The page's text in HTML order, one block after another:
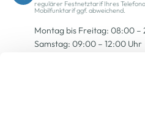
regulärer Festnetztarif Ihres
Mobilfunktarif ggf. abweichend.
Montag bis Freitag: 08:00 –
Samstag: 09:00 – 12:00 Uhr